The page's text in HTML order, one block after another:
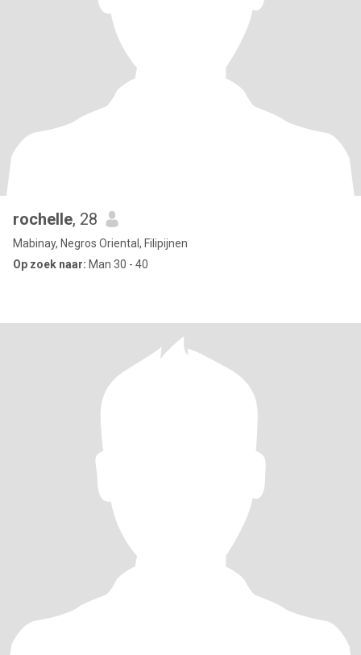
rochelle, 28
Mabinay, Negros Oriental, Filipijnen
Op zoek naar: Man 30 - 40